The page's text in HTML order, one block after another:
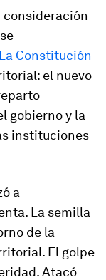
consideración
La Constitución
el nuevo
gobierno y la
instituciones
a
La semilla
de la
El golpe
Atacó